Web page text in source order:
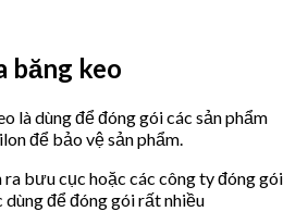
băng keo
là dùng để đóng gói các sản phẩm
để bảo vệ sản phẩm.
bưu cục hoặc các công ty đóng gói
để đóng gói rất nhiều